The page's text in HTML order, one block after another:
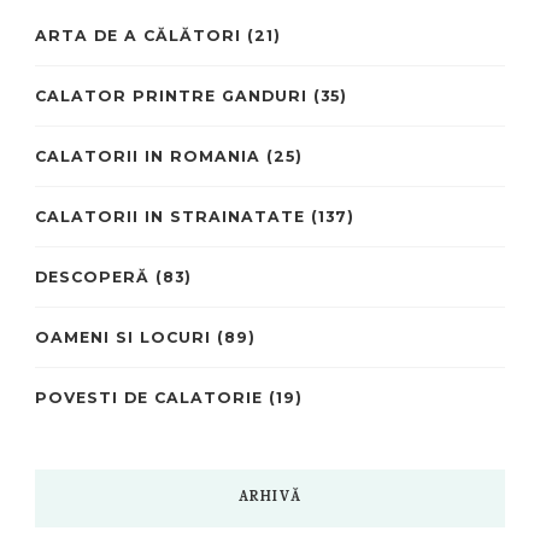
ARTA DE A CĂLĂTORI (21)
CALATOR PRINTRE GANDURI (35)
CALATORII IN ROMANIA (25)
CALATORII IN STRAINATATE (137)
DESCOPERĂ (83)
OAMENI SI LOCURI (89)
POVESTI DE CALATORIE (19)
ARHIVĂ